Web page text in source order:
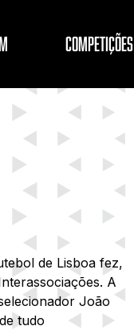
COMPETIÇÕES
de Lisboa fez,
A
João
tudo